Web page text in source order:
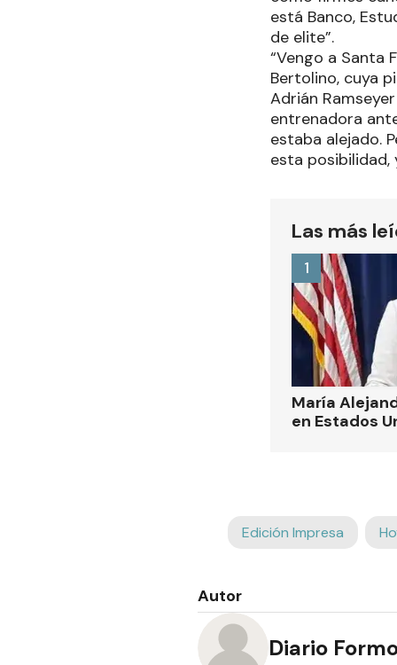
está Banco,
de elite”.
“Vengo a Santa
Bertolino, cuya
Adrián
entrenadora
estaba alejado.
esta
Las más
María
en Estados
1
Edición Impresa
Autor
Diario